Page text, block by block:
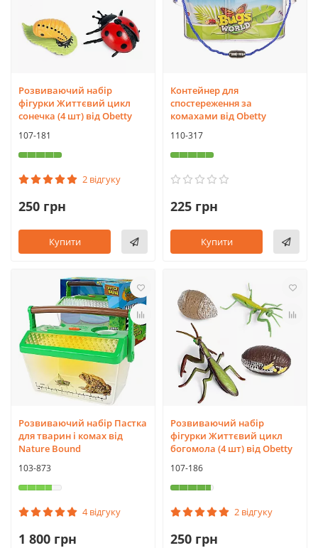
Розвиваючий набір
фігурки Життєвий цикл
сонечка (4 шт) від Obetty
107-181
2 відгуку
250 грн
Купити
Контейнер для
спостереження за
комахами від Obetty
110-317
225 грн
Купити
Розвиваючий набір Пастка
для тварин і комах від
Nature Bound
103-873
4 відгуку
1 800 грн
Розвиваючий набір
фігурки Життєвий цикл
богомола (4 шт) від Obetty
107-186
2 відгуку
250 грн